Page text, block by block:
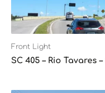
Front Light
SC 405 – Rio Tavares